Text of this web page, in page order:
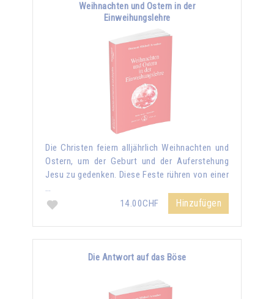
Weihnachten und Ostern in der
Einweihungslehre
Die Christen feiern alljährlich Weihnachten und
Ostern, um der Geburt und der Auferstehung
Jesu zu gedenken. Diese Feste rühren von einer
…
14.00CHF
Hinzufügen
Die Antwort auf das Böse